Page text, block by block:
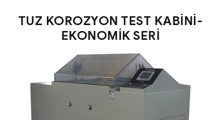
TUZ KOROZYON TEST KABİNİ-
EKONOMİK SERİ